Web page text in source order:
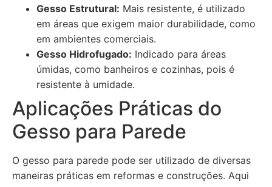
Gesso Estrutural: Mais resistente, é utilizado
em áreas que exigem maior durabilidade, como
em ambientes comerciais.
Gesso Hidrofugado: Indicado para áreas
úmidas, como banheiros e cozinhas, pois é
resistente à umidade.
Aplicações Práticas do
Gesso para Parede
O gesso para parede pode ser utilizado de diversas
maneiras práticas em reformas e construções. Aqui